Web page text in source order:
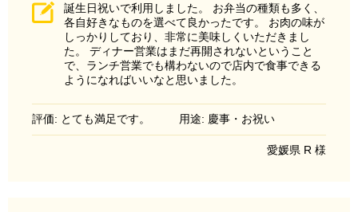
誕生日祝いで利用しました。 お弁当の種類も多く、
各自好きなものを選べて良かったです。 お肉の味が
しっかりしており、非常に美味しくいただきまし
た。 ディナー営業はまだ再開されないということ
で、ランチ営業でも構わないので店内で食事できる
ようになればいいなと思いました。
評価: とても満足です。 用途: 慶事・お祝い
愛媛県 R 様